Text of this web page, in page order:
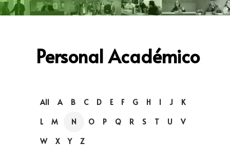
Personal Académico
All A B C D E F G H I J
K
L
M N O P Q R S T U
V
W
X Y Z